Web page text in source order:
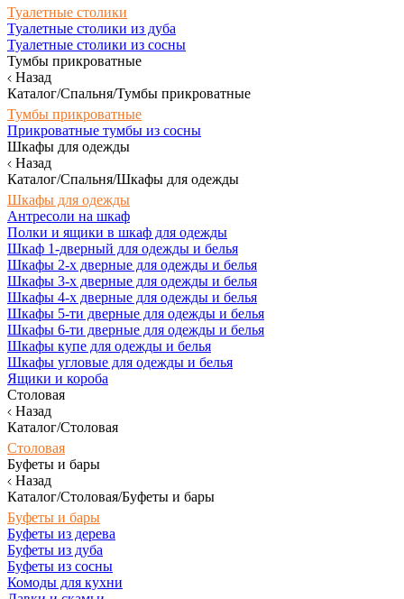
Туалетные столики
Туалетные столики из дуба
Туалетные столики из сосны
Тумбы прикроватные
Назад
Каталог/Спальня/Тумбы прикроватные
Тумбы прикроватные
Прикроватные тумбы из сосны
Шкафы для одежды
Назад
Каталог/Спальня/Шкафы для одежды
Шкафы для одежды
Антресоли на шкаф
Полки и ящики в шкаф для одежды
Шкаф 1-дверный для одежды и белья
Шкафы 2-х дверные для одежды и белья
Шкафы 3-х дверные для одежды и белья
Шкафы 4-х дверные для одежды и белья
Шкафы 5-ти дверные для одежды и белья
Шкафы 6-ти дверные для одежды и белья
Шкафы купе для одежды и белья
Шкафы угловые для одежды и белья
Ящики и короба
Столовая
Назад
Каталог/Столовая
Столовая
Буфеты и бары
Назад
Каталог/Столовая/Буфеты и бары
Буфеты и бары
Буфеты из дерева
Буфеты из дуба
Буфеты из сосны
Комоды для кухни